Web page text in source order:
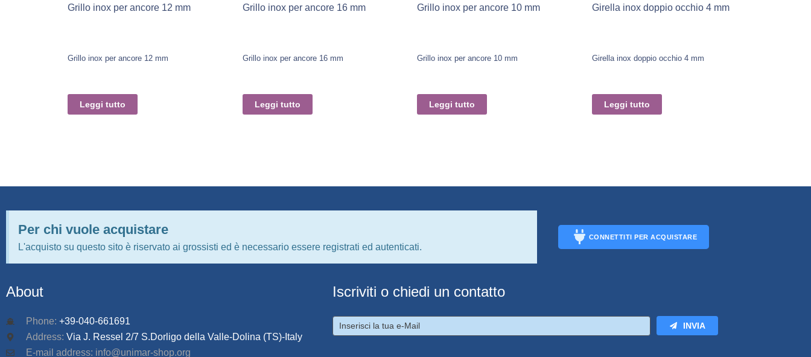
Grillo inox per ancore 12 mm
Grillo inox per ancore 12 mm
Leggi tutto
Grillo inox per ancore 16 mm
Grillo inox per ancore 16 mm
Leggi tutto
Grillo inox per ancore 10 mm
Grillo inox per ancore 10 mm
Leggi tutto
Girella inox doppio occhio 4 mm
Girella inox doppio occhio 4 mm
Leggi tutto
Per chi vuole acquistare
L'acquisto su questo sito è riservato ai grossisti ed è necessario essere registrati ed autenticati.
CONNETTITI PER ACQUISTARE
About
Phone: +39-040-661691
Address: Via J. Ressel 2/7 S.Dorligo della Valle-Dolina (TS)-Italy
E-mail address: info@unimar-shop.org
Iscriviti o chiedi un contatto
INVIA